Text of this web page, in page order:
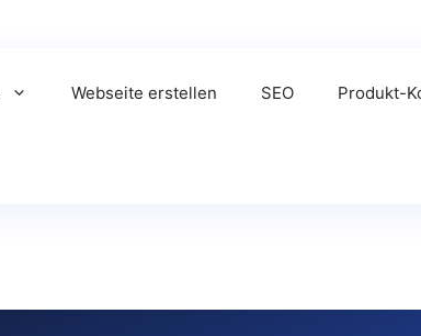
Webseite erstellen SEO Produkt-